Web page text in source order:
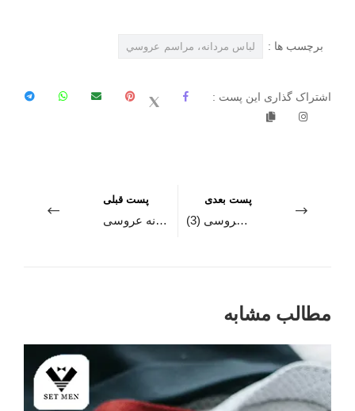
برچسب ها : لباس مردانه، مراسم عروسي
اشتراک گذاری این پست :
پست قبلی
راهنمای انتخاب شیک ترین لباس مردانه عروسی
پست بعدی
راهنمای انتخاب شیک ترین لباس مردانه برای عروسی (3)
مطالب مشابه